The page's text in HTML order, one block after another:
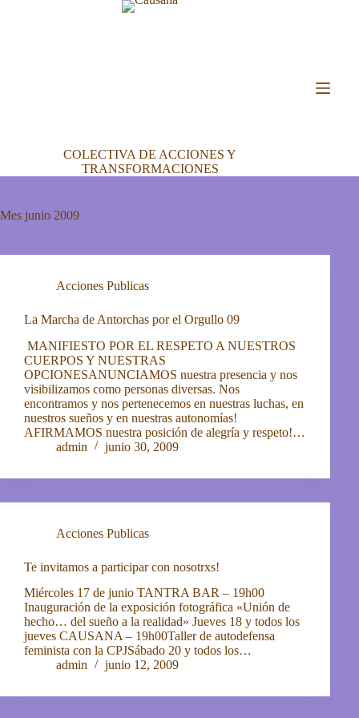
COLECTIVA DE ACCIONES Y
TRANSFORMACIONES
Mes junio 2009
Acciones Publicas
La Marcha de Antorchas por el Orgullo 09
MANIFIESTO POR EL RESPETO A NUESTROS
CUERPOS Y NUESTRAS
OPCIONESANUNCIAMOS nuestra presencia y nos
visibilizamos como personas diversas. Nos
encontramos y nos pertenecemos en nuestras luchas, en
nuestros sueños y en nuestras autonomías!
AFIRMAMOS nuestra posición de alegría y respeto!…
admin
junio 30, 2009
Acciones Publicas
Te invitamos a participar con nosotrxs!
Miércoles 17 de junio TANTRA BAR – 19h00
Inauguración de la exposición fotográfica «Unión de
hecho… del sueño a la realidad» Jueves 18 y todos los
jueves CAUSANA – 19h00Taller de autodefensa
feminista con la CPJSábado 20 y todos los…
admin
junio 12, 2009